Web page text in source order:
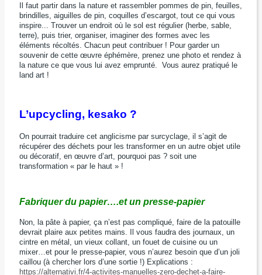
Il faut partir dans la nature et rassembler pommes de pin, feuilles,
brindilles, aiguilles de pin, coquilles d’escargot, tout ce qui vous
inspire... Trouver un endroit où le sol est régulier (herbe, sable,
terre), puis trier, organiser, imaginer des formes avec les
éléments récoltés. Chacun peut contribuer ! Pour garder un
souvenir de cette œuvre éphémère, prenez une photo et rendez à
la nature ce que vous lui avez emprunté. Vous aurez pratiqué le
land art !
L’upcycling, kesako ?
On pourrait traduire cet anglicisme par surcyclage, il s’agit de
récupérer des déchets pour les transformer en un autre objet utile
ou décoratif, en œuvre d’art, pourquoi pas ? soit une
transformation « par le haut » !
Fabriquer du papier….et un presse-papier
Non, la pâte à papier, ça n’est pas compliqué, faire de la patouille
devrait plaire aux petites mains. Il vous faudra des journaux, un
cintre en métal, un vieux collant, un fouet de cuisine ou un
mixer…et pour le presse-papier, vous n’aurez besoin que d’un joli
caillou (à chercher lors d’une sortie !) Explications :
https://alternativi.fr/4-activites-manuelles-zero-dechet-a-faire-